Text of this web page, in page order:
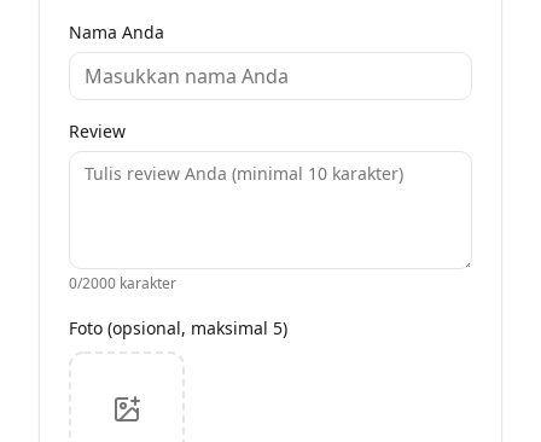
Nama Anda
Review
0/2000 karakter
Foto (opsional, maksimal 5)